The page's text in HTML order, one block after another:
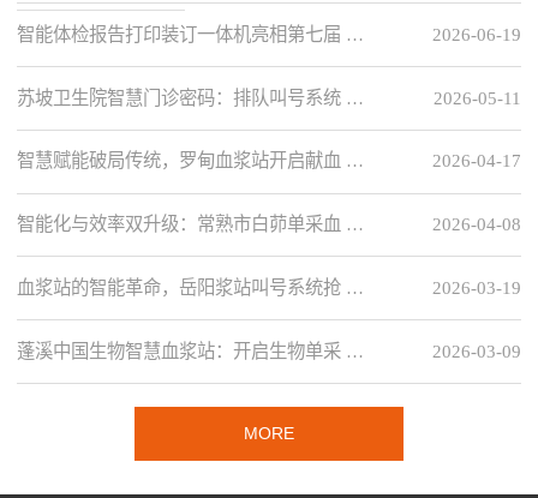
2026-06-19
智能体检报告打印装订一体机亮相第七届 …
2026-05-11
苏坡卫生院智慧门诊密码：排队叫号系统 …
2026-04-17
智慧赋能破局传统，罗甸血浆站开启献血 …
2026-04-08
智能化与效率双升级：常熟市白茆单采血 …
2026-03-19
血浆站的智能革命，岳阳浆站叫号系统抢 …
2026-03-09
蓬溪中国生物智慧血浆站：开启生物单采 …
MORE